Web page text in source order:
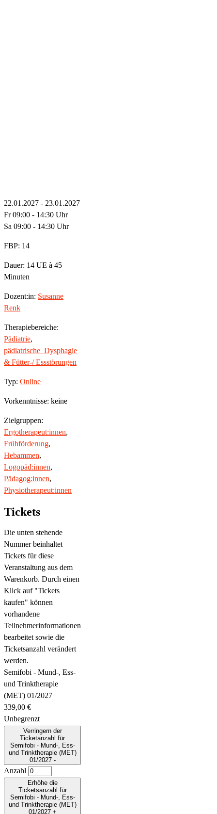
22.01.2027 - 23.01.2027
Fr 09:00 - 14:30 Uhr
Sa 09:00 - 14:30 Uhr
FBP: 14
Dauer: 14 UE à 45
Minuten
Dozent:in: Susanne
Renk
Therapiebereiche:
Pädiatrie,
pädiatrische_Dysphagie
& Fütter-/ Essstörungen
Typ: Online
Vorkenntnisse: keine
Zielgruppen:
Ergotherapeut:innen,
Frühförderung,
Hebammen,
Logopäd:innen,
Pädagog:innen,
Physiotherapeut:innen
Tickets
Die unten stehende
Nummer beinhaltet
Tickets für diese
Veranstaltung aus dem
Warenkorb. Durch einen
Klick auf "Tickets
kaufen" können
vorhandene
Teilnehmerinformationen
bearbeitet sowie die
Ticketsanzahl verändert
werden.
Semifobi - Mund-, Ess-
und Trinktherapie
(MET) 01/2027
339,00 €
Unbegrenzt
Verringern der
Ticketanzahl für
Semifobi - Mund-, Ess-
und Trinktherapie (MET)
01/2027 -
Anzahl
Erhöhe die
Ticketsanzahl für
Semifobi - Mund-, Ess-
und Trinktherapie (MET)
01/2027 +